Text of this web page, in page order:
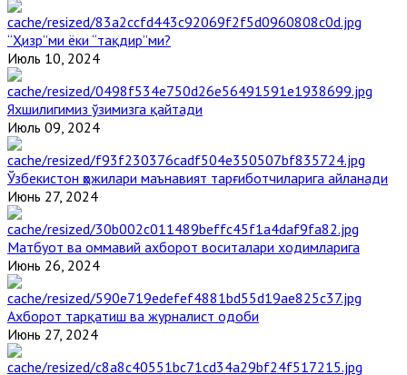
“Ҳизр”ми ёки “тақдир”ми?
Июль 10, 2024
Яхшилигимиз ўзимизга қайтади
Июль 09, 2024
Ўзбекистон ҳожилари маънавият тарғиботчиларига айланади
Июнь 27, 2024
Матбуот ва оммавий ахборот воситалари ходимларига
Июнь 26, 2024
Ахборот тарқатиш ва журналист одоби
Июнь 27, 2024